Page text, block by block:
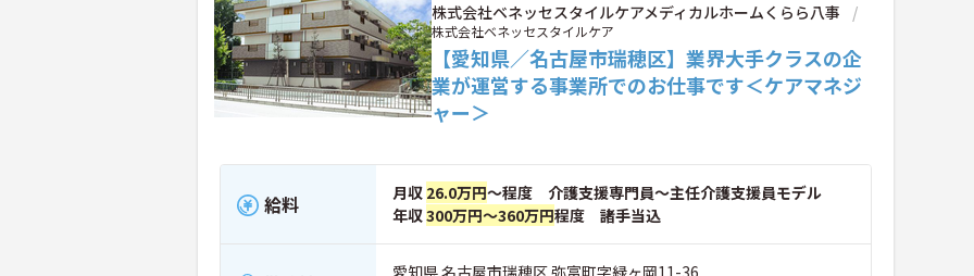
株式会社ベネッセスタイルケアメディカルホームくらら八事
株式会社ベネッセスタイルケア
【愛知県／名古屋市瑞穂区】業界大手クラスの企
業が運営する事業所でのお仕事です＜ケアマネジ
ャー＞
給料 月収 26.0万円～程度 介護支援専門員～主任介護支援員モデル
年収300万円～360万円程度 諸手当込
愛知県 名古屋市瑞穂区 弥富町字緑ヶ岡11-36